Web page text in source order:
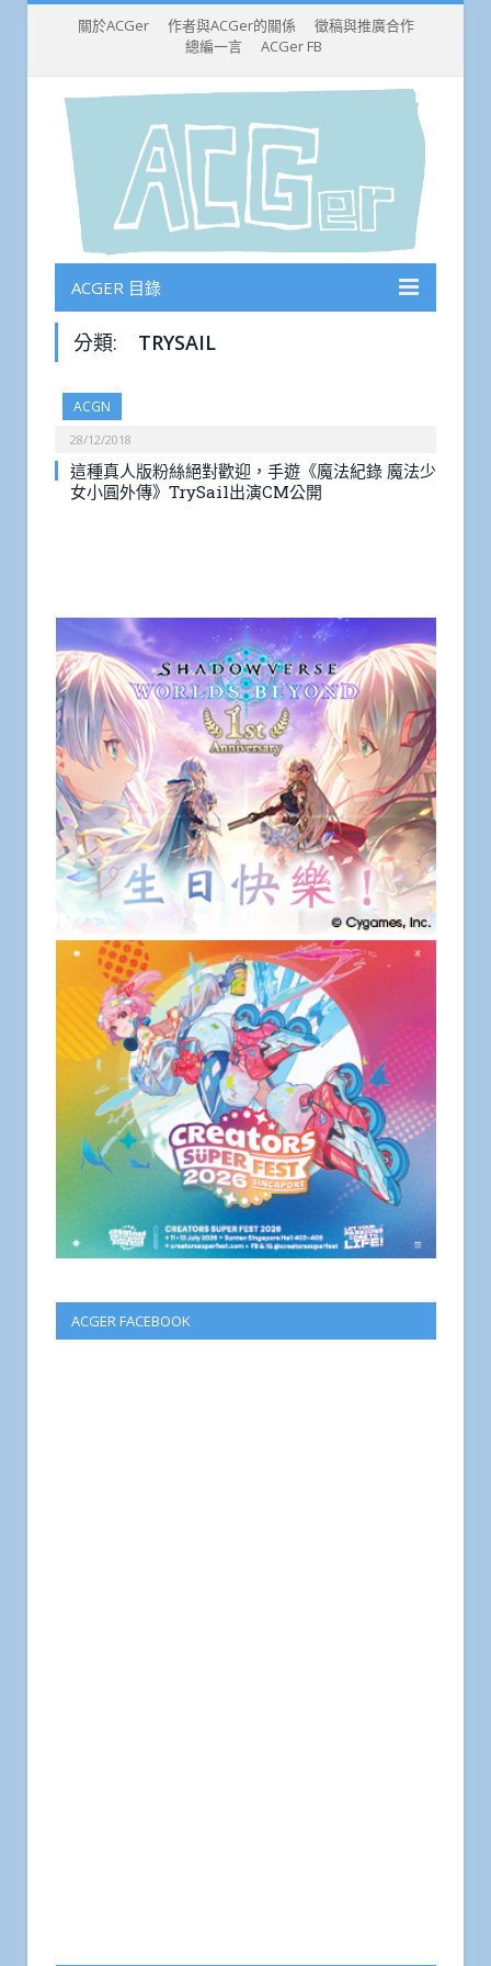
關於ACGer 作者與ACGer的關係
徵稿與推廣合作
總編一言
ACGer FB
ACGER 目錄
分類: TRYSAIL
ACGN
28/12/2018
這種真人版粉絲絕對歡迎，手遊《魔法紀錄 魔法少
女小圓外傳》TrySail出演CM公開
ACGER FACEBOOK